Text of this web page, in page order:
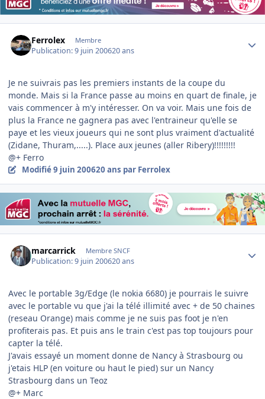
Ferrolex Membre
Publication:9 juin 200620 ans
Je ne suivrais pas les premiers instants de la coupe du
monde. Mais si la France passe au moins en quart de finale, je
vais commencer à m'y intéresser. On va voir. Mais une fois de
plus la France ne gagnera pas avec l'entraineur qu'elle se
paye et les vieux joueurs qui ne sont plus vraiment d'actualité
(Zidane, Thuram,.....). Place aux jeunes (aller Ribery)!!!!!!!!!
@+ Ferro
Modifié9 juin 200620 ans par Ferrolex
marcarrick Membre SNCF
Publication:9 juin 200620 ans
Avec le portable 3g/Edge (le nokia 6680) je pourrais le suivre
avec le portable vu que j'ai la télé illimité avec + de 50 chaines
(reseau Orange) mais comme je ne suis pas foot je n'en
profiterais pas. Et puis ans le train c'est pas top toujours pour
capter la télé.
J'avais essayé un moment donne de Nancy à Strasbourg ou
j'etais HLP (en voiture ou haut le pied) sur un Nancy
Strasbourg dans un Teoz
@+ Marc